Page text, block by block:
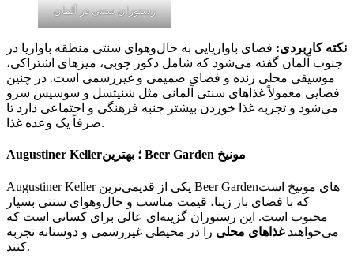
رستوران سنتی در آلمان
نکته کاربردی: فضای باواریایی به حال‌وهوای سنتی منطقه باواریا در
جنوب آلمان گفته می‌شود که شامل دکور چوبی، میزهای اشتراکی،
موسیقی محلی زنده و فضای صمیمی و غیررسمی است. در چنین
فضایی معمولاً غذاهای سنتی آلمانی مثل شنیتسل و سوسیس سرو
می‌شود و تجربه غذا خوردن بیشتر جنبه فرهنگی و اجتماعی دارد تا
صرفاً یک وعده غذا.
Augustiner Keller؛ بهترین Beer Garden مونیخ
Augustiner Keller یکی از قدیمی‌ترین Beer Gardenهای مونیخ است
که با فضای باز زیبا، قیمت مناسب و حال‌وهوای سنتی بسیار
محبوب است. این رستوران گزینه‌ای عالی برای کسانی است که
می‌خواهندغذاهای محلی را در محیطی غیررسمی و دوستانه تجربه
کنند.